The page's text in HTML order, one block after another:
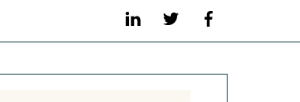
LinkedIn Twitter